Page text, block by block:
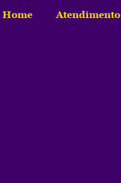
Home Atendimento